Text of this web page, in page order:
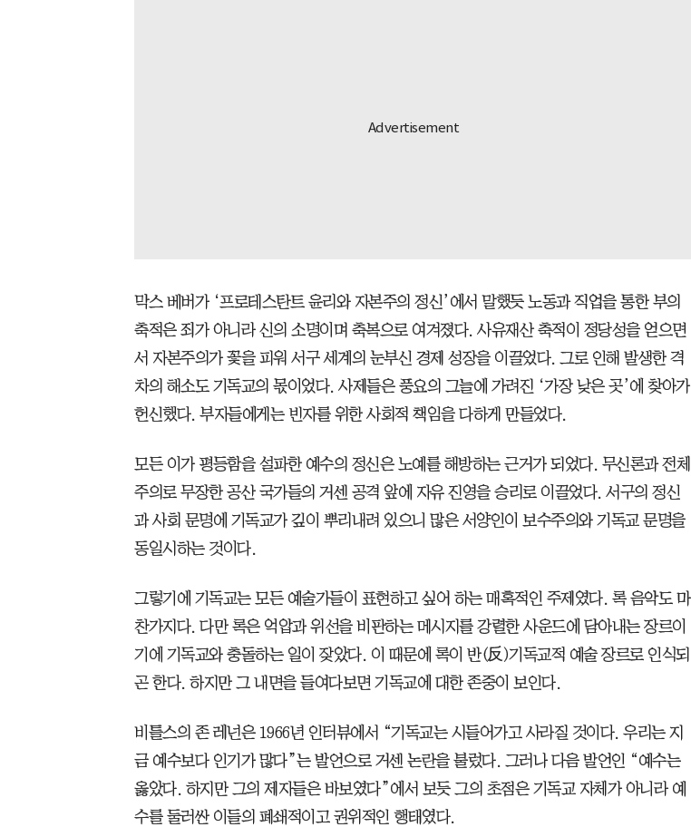
막스 베버가 ‘프로테스탄트 윤리와 자본주의 정신’에서 말했듯 노동과 직업을 통한 부의
축적은 죄가 아니라 신의 소명이며 축복으로 여겨졌다. 사유재산 축적이 정당성을 얻으면
서 자본주의가 꽃을 피워 서구 세계의 눈부신 경제 성장을 이끌었다. 그로 인해 발생한 격
차의 해소도 기독교의 몫이었다. 사제들은 풍요의 그늘에 가려진 ‘가장 낮은 곳’에 찾아가
헌신했다. 부자들에게는 빈자를 위한 사회적 책임을 다하게 만들었다.
모든 이가 평등함을 설파한 예수의 정신은 노예를 해방하는 근거가 되었다. 무신론과 전체
주의로 무장한 공산 국가들의 거센 공격 앞에 자유 진영을 승리로 이끌었다. 서구의 정신
과 사회 문명에 기독교가 깊이 뿌리내려 있으니 많은 서양인이 보수주의와 기독교 문명을
동일시하는 것이다.
그렇기에 기독교는 모든 예술가들이 표현하고 싶어 하는 매혹적인 주제였다. 록 음악도 마
찬가지다. 다만 록은 억압과 위선을 비판하는 메시지를 강렬한 사운드에 담아내는 장르이
기에 기독교와 충돌하는 일이 잦았다. 이 때문에 록이 반(反)기독교적 예술 장르로 인식되
곤 한다. 하지만 그 내면을 들여다보면 기독교에 대한 존중이 보인다.
비틀스의 존 레넌은 1966년 인터뷰에서 “기독교는 시들어가고 사라질 것이다. 우리는 지
금 예수보다 인기가 많다”는 발언으로 거센 논란을 불렀다. 그러나 다음 발언인 “예수는
옳았다. 하지만 그의 제자들은 바보였다”에서 보듯 그의 초점은 기독교 자체가 아니라 예
수를 둘러싼 이들의 폐쇄적이고 권위적인 행태였다.